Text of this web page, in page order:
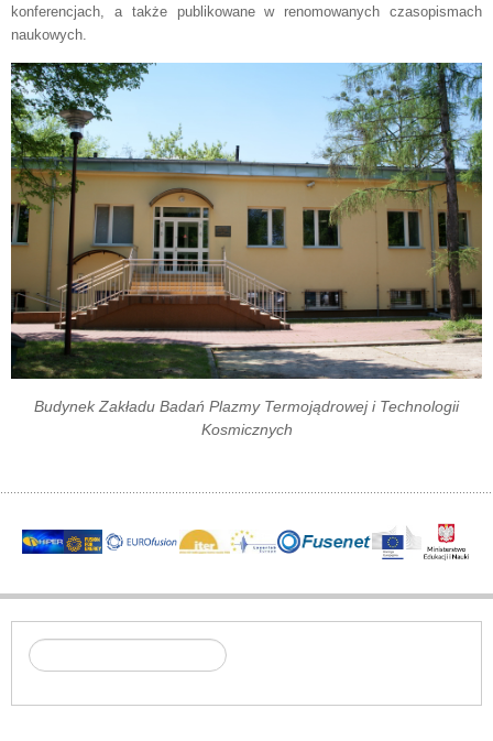
konferencjach, a także publikowane w renomowanych czasopismach
naukowych.
Budynek Zakładu Badań Plazmy Termojądrowej i Technologii
Kosmicznych